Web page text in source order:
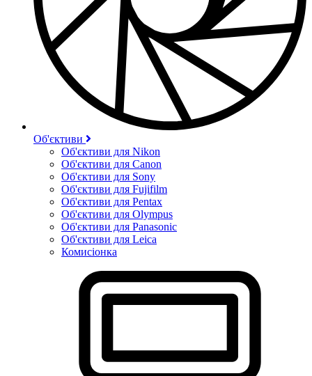
Об'єктиви
Об'єктиви для Nikon
Об'єктиви для Canon
Об'єктиви для Sony
Об'єктиви для Fujifilm
Об'єктиви для Pentax
Об'єктиви для Olympus
Об'єктиви для Panasonic
Об'єктиви для Leica
Комисіонка